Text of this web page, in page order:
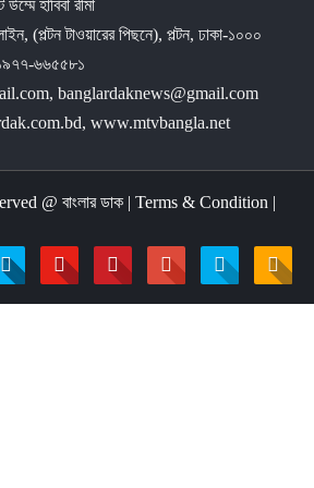
হাবিবা রীমা
(পল্টন টাওয়ারের পিছনে), পল্টন, ঢাকা-১০০০
৬৬৫৫৮১
banglardaknews@gmail.com
www.mtvbangla.net
@ বাংলার ডাক | Terms & Condition |